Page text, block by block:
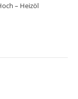
– Heizöl